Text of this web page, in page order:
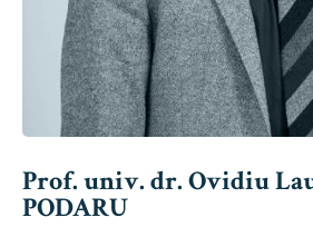
Prof. univ. dr. Ovidiu
PODARU